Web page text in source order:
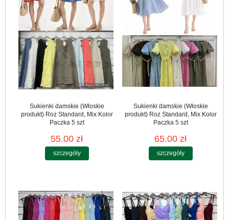
Sukienki damskie (Włoskie
produkt) Roz Standard, Mix Kolor
Paczka 5 szt
55.00 zł
szczegóły
Sukienki damskie (Włoskie
produkt) Roz Standard, Mix Kolor
Paczka 5 szt
65.00 zł
szczegóły